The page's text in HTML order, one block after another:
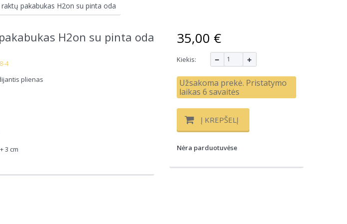
raktų pakabukas H2on su pinta oda
H2on su pinta oda
4
plienas
3 cm
35,00 €
Kiekis:
Užsakoma prekė. Pristatymo
laikas 6 savaitės
Į KREPŠELĮ
Nėra parduotuvėse